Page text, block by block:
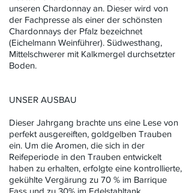
unseren Chardonnay an. Dieser wird von
der Fachpresse als einer der schönsten
Chardonnays der Pfalz bezeichnet
(Eichelmann Weinführer). Südwesthang,
Mittelschwerer mit Kalkmergel durchsetzter
Boden.
UNSER AUSBAU
Dieser Jahrgang brachte uns eine Lese von
perfekt ausgereiften, goldgelben Trauben
ein. Um die Aromen, die sich in der
Reifeperiode in den Trauben entwickelt
haben zu erhalten, erfolgte eine kontrollierte,
gekühlte Vergärung zu 70 % im Barrique
Fass und zu 30% im Edelstahltank.